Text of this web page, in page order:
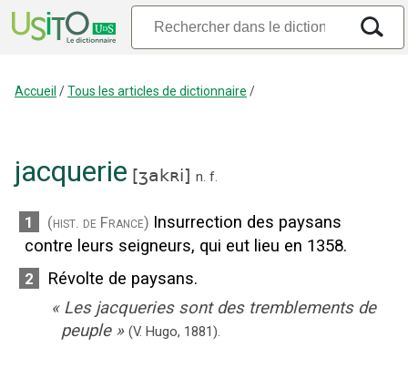
Accueil /Tous les articles de dictionnaire /
jacquerie [ʒakʀi] n. f.
1 (hist. de France) Insurrection des paysans
contre leurs seigneurs, qui eut lieu en 1358.
2
Révolte de paysans.
« Les jacqueries sont des tremblements de
peuple » (V. Hugo, 1881).